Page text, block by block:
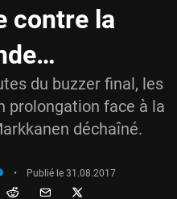
contre la
du buzzer final, les
prolongation face à la
déchaîné.
• Publié le 31.08.2017